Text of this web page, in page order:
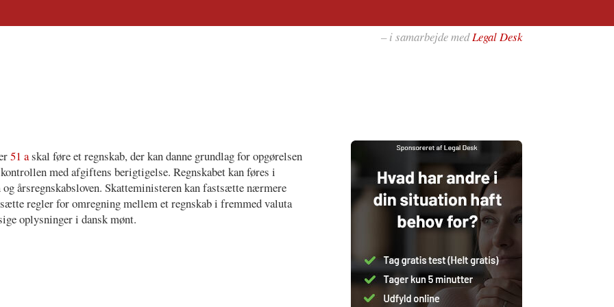
– i samarbejde medLegal Desk
51 askal føre et regnskab, der kan danne grundlag for opgørelsen
med afgiftens berigtigelse. Regnskabet kan føres i
årsregnskabsloven. Skatteministeren kan fastsætte nærmere
regler for omregning mellem et regnskab i fremmed valuta
oplysninger i dansk mønt.